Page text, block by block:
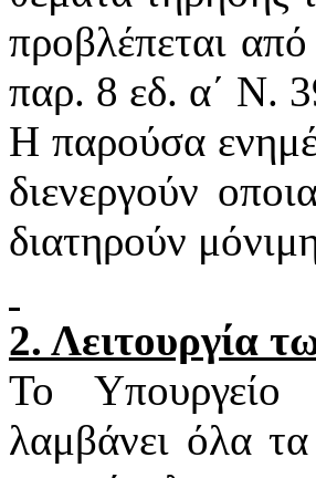
προβλέπεται
παρ. 8 εδ. α΄ Ν.
Η παρούσα
διενεργούν
διατηρούν
2. Λειτουργία
Το Υπουργείο
λαμβάνει όλα